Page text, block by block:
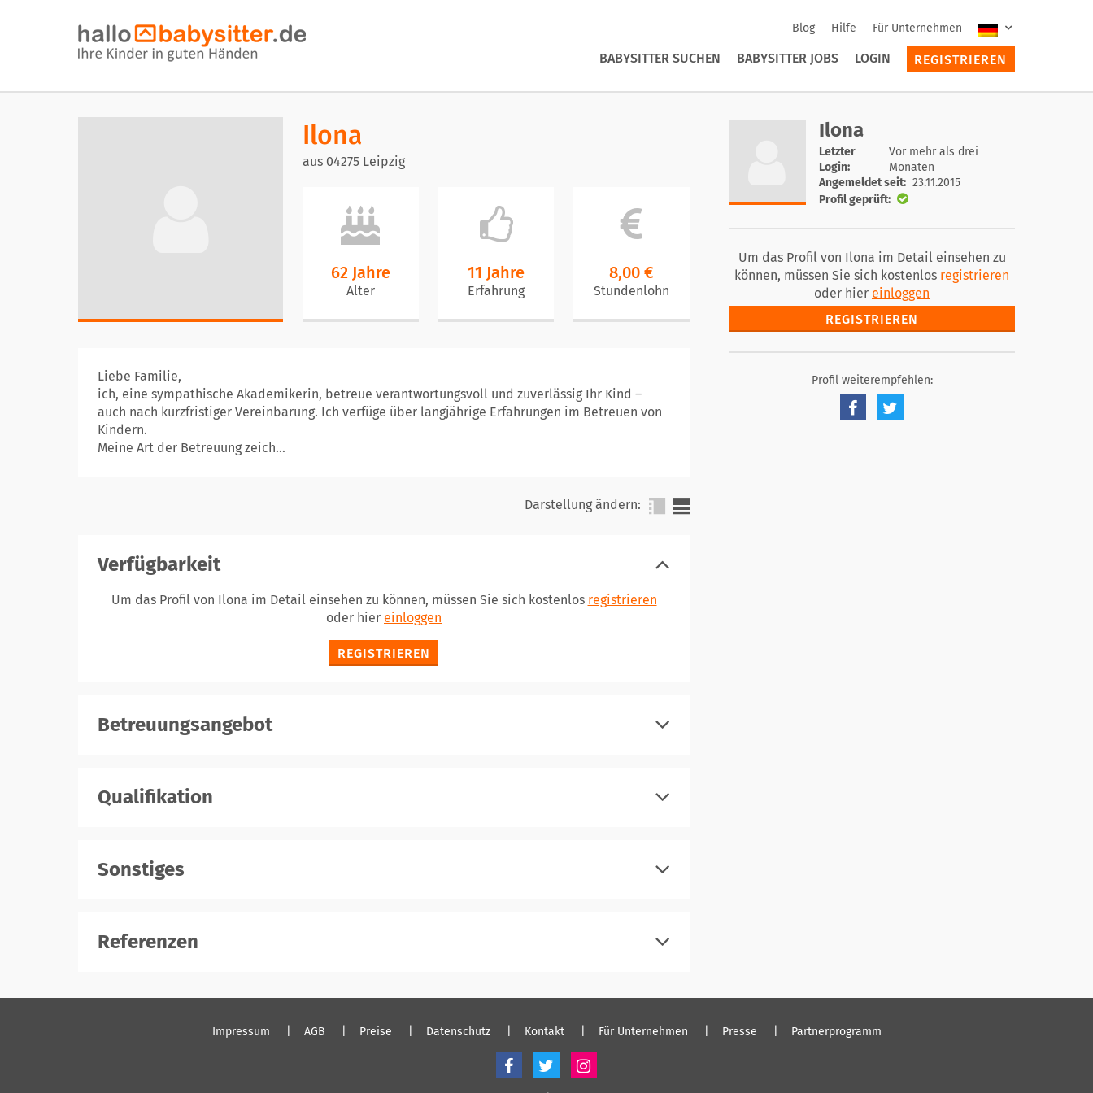
Blog Hilfe Für Unternehmen
BABYSITTER SUCHEN BABYSITTER JOBS LOGIN REGISTRIEREN
Ilona
aus 04275 Leipzig
62 Jahre
Alter
11 Jahre
Erfahrung
8,00 €
Stundenlohn
Liebe Familie,
ich, eine sympathische Akademikerin, betreue verantwortungsvoll und zuverlässig Ihr Kind –
auch nach kurzfristiger Vereinbarung. Ich verfüge über langjährige Erfahrungen im Betreuen von
Kindern.
Meine Art der Betreuung zeich...
Darstellung ändern:
Verfügbarkeit
Um das Profil von Ilona im Detail einsehen zu können, müssen Sie sich kostenlos registrieren
oder hier einloggen
REGISTRIEREN
Betreuungsangebot
Qualifikation
Sonstiges
Referenzen
einloggen
Ilona
Letzter
Login:
Vor mehr als drei
Monaten
Angemeldet seit: 23.11.2015
Profil geprüft:
Um das Profil von Ilona im Detail einsehen zu
können, müssen Sie sich kostenlos registrieren
oder hier einloggen
REGISTRIEREN
Profil weiterempfehlen:
Impressum AGB Preise Datenschutz Kontakt Für Unternehmen Presse Partnerprogramm